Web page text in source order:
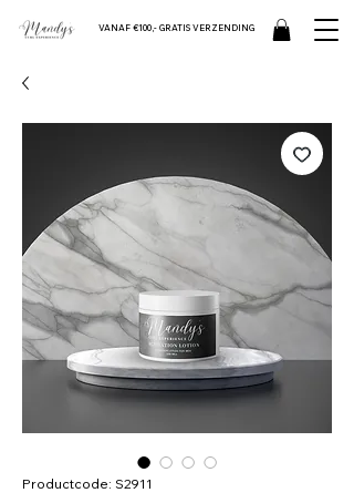
VANAF €100,- GRATIS VERZENDING
Productcode: S2911